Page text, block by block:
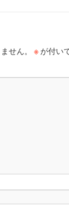
せん。 ※ が付い